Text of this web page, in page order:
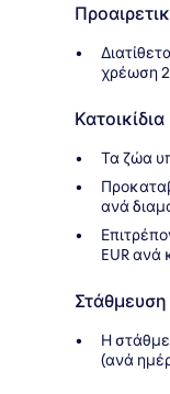
χρέωση
Κατοικίδια
Τα ζώα
ανά
EUR ανά
Στάθμευση
Η
(ανά